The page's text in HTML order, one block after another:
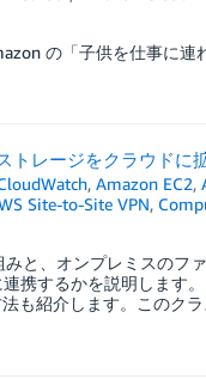
の「子供を仕事に
トレージをクラウドに
,Amazon EC2,
Site-to-Site VPN,
みと、オンプレミスの
携するかを説明します
も紹介します。このク